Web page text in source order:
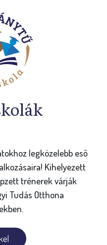
legközelebb eső
Kihelyezett
trénerek várják
Tudás Otthona